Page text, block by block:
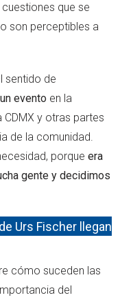
que se
son perceptibles a
sentido de
evento en la
y otras partes
de la comunidad.
porque era
gente y decidimos
Urs Fischer llegan
cómo suceden las
del